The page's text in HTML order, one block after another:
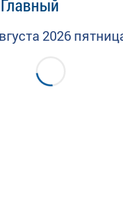
2026